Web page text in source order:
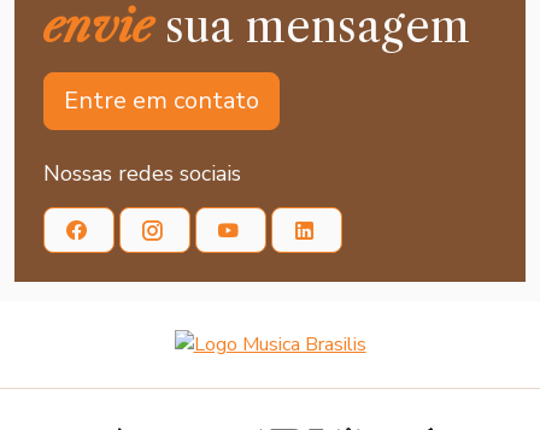
enviesua mensagem
Entre em contato
Nossas redes sociais